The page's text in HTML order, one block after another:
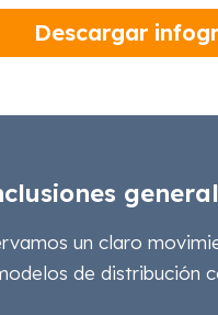
Descargar
un claro
de distribución